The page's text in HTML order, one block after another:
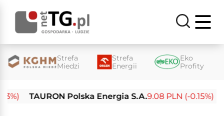
Strefa
Miedzi
Strefa
Energii
Eko
Profity
TAURON Polska Energia S.A. 9.08 PLN (-0.15%)